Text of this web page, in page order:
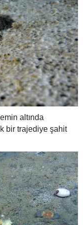
altında
bir trajediye şahit